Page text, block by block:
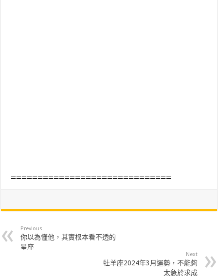
==============================
Previous
你以為懂他，其實根本看不透的
星座
Next
牡羊座2024年3月運勢，不能夠
太急於求成